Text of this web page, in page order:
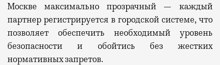
Москве максимально прозрачный — каждый
партнер регистрируется в городской системе, что
позволяет обеспечить необходимый уровень
безопасностии обойтись без жестких
нормативных запретов.